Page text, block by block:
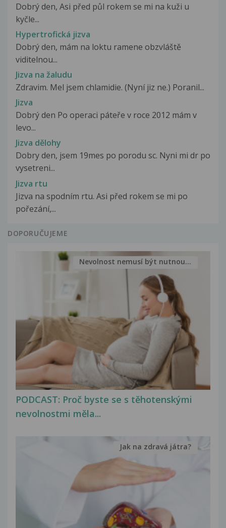
Dobrý den, Asi před půl rokem se mi na kuži u
kyčle...
Hypertrofická jizva
Dobrý den, mám na loktu ramene obzvláště
viditelnou...
Jizva na žaludu
Zdravim. Mel jsem chlamidie. (Nyní jiz ne.) Poranil...
Jizva
Dobrý den Po operaci páteře v roce 2012 mám v
levo...
Jizva dělohy
Dobry den, jsem 19mes po porodu sc. Nyni mi dr po
vysetreni...
Jizva rtu
Jizva na spodním rtu. Asi před rokem se mi po
pořezání,...
DOPORUČUJEME
PODCAST: Proč byste se s těhotenskými
nevolnostmi měla...
Nevolnost nemusí být nutnou...
Jak na zdravá játra?